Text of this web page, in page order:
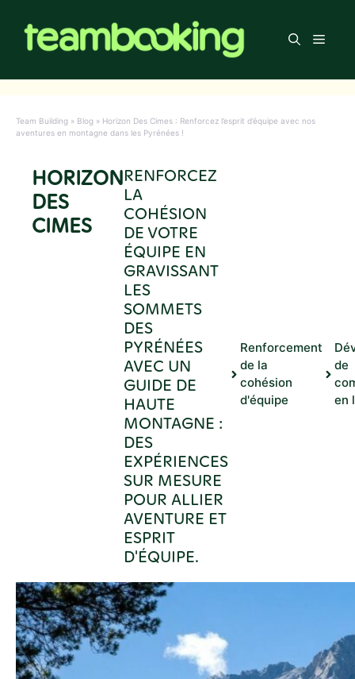
contenu
Menu
Team Building » Blog » Horizon Des Cimes : Renforcez l’esprit d’équipe avec nos
aventures en montagne dans les Pyrénées !
HORIZON
DES
CIMES
RENFORCEZ
LA
COHÉSION
DE VOTRE
ÉQUIPE EN
GRAVISSANT
LES
SOMMETS
DES
PYRÉNÉES
AVEC UN
GUIDE DE
HAUTE
MONTAGNE :
DES
EXPÉRIENCES
SUR MESURE
POUR ALLIER
AVENTURE ET
ESPRIT
D'ÉQUIPE.
Renforcement
de la
cohésion
d'équipe
de
en